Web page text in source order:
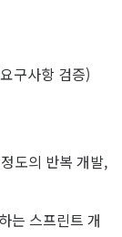
구사항 검증)
도의 반복 개발,
는 스프린트 개